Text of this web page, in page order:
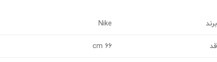
Nike